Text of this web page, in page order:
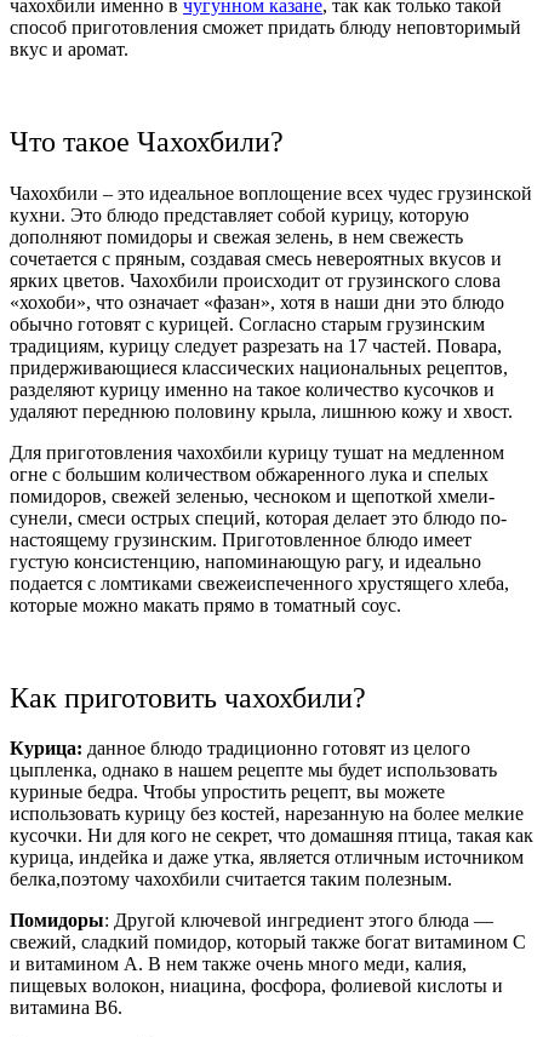
чахохбили именно в чугунном казане, так как только такой
способ приготовления сможет придать блюду неповторимый
вкус и аромат.
Что такое Чахохбили?
Чахохбили – это идеальное воплощение всех чудес грузинской
кухни. Это блюдо представляет собой курицу, которую
дополняют помидоры и свежая зелень, в нем свежесть
сочетается с пряным, создавая смесь невероятных вкусов и
ярких цветов. Чахохбили происходит от грузинского слова
«хохоби», что означает «фазан», хотя в наши дни это блюдо
обычно готовят с курицей. Согласно старым грузинским
традициям, курицу следует разрезать на 17 частей. Повара,
придерживающиеся классических национальных рецептов,
разделяют курицу именно на такое количество кусочков и
удаляют переднюю половину крыла, лишнюю кожу и хвост.
Для приготовления чахохбили курицу тушат на медленном
огне с большим количеством обжаренного лука и спелых
помидоров, свежей зеленью, чесноком и щепоткой хмели-
сунели, смеси острых специй, которая делает это блюдо по-
настоящему грузинским. Приготовленное блюдо имеет
густую консистенцию, напоминающую рагу, и идеально
подается с ломтиками свежеиспеченного хрустящего хлеба,
которые можно макать прямо в томатный соус.
Как приготовить чахохбили?
Курица: данное блюдо традиционно готовят из целого
цыпленка, однако в нашем рецепте мы будет использовать
куриные бедра. Чтобы упростить рецепт, вы можете
использовать курицу без костей, нарезанную на более мелкие
кусочки. Ни для кого не секрет, что домашняя птица, такая как
курица, индейка и даже утка, является отличным источником
белка,поэтому чахохбили считается таким полезным.
Помидоры: Другой ключевой ингредиент этого блюда —
свежий, сладкий помидор, который также богат витамином С
и витамином А. В нем также очень много меди, калия,
пищевых волокон, ниацина, фосфора, фолиевой кислоты и
витамина В6.